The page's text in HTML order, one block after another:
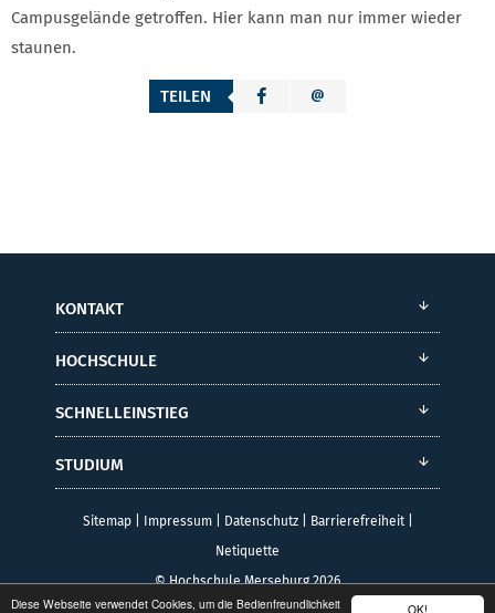
OK!
Diese Webseite verwendet Cookies, um die Bedienfreundlichkeit
Campusgelände getroffen. Hier kann man nur immer wieder
staunen.
TEILEN
KONTAKT
HOCHSCHULE
SCHNELLEINSTIEG
STUDIUM
Sitemap| Impressum| Datenschutz| Barrierefreiheit|
Netiquette
© Hochschule Merseburg 2026